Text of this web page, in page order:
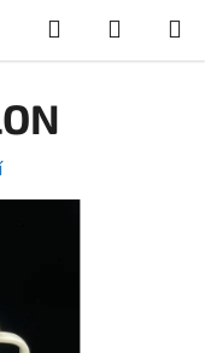
Hledat
KOŠÍK